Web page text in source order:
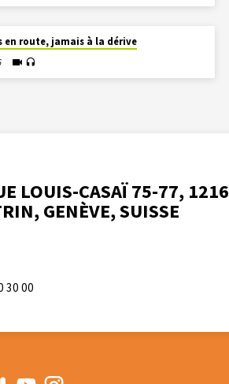
en route, jamais à la dérive
LOUIS-CASAÏ 75-77, 1216
GENÈVE, SUISSE
30 00